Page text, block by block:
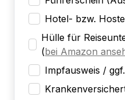
Hotel- bzw.
Hülle für
(bei Amazon
Impfausweis /